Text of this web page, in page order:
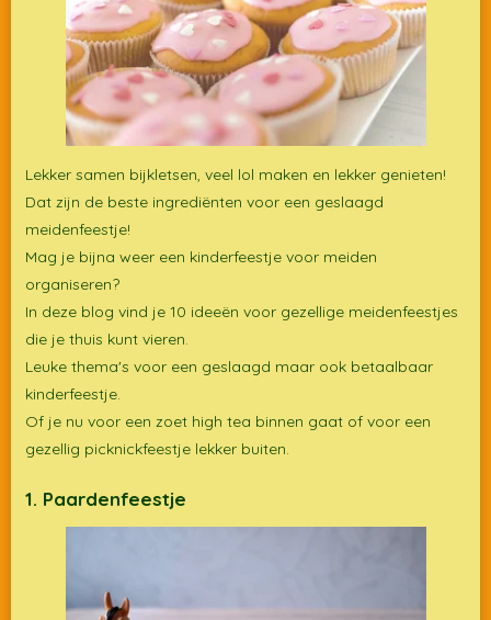
Lekker samen bijkletsen, veel lol maken en lekker genieten!
Dat zijn de beste ingrediënten voor een geslaagd
meidenfeestje!
Mag je bijna weer een kinderfeestje voor meiden
organiseren?
In deze blog vind je 10 ideeën voor gezellige meidenfeestjes
die je thuis kunt vieren.
Leuke thema's voor een geslaagd maar ook betaalbaar
kinderfeestje.
Of je nu voor een zoet high tea binnen gaat of voor een
gezellig picknickfeestje lekker buiten.
1. Paardenfeestje